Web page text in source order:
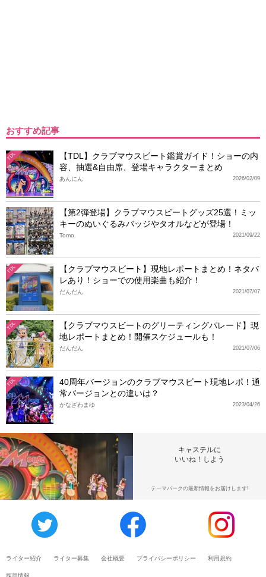
おすすめ記事
TDL
【TDL】クラブマウスビート鑑賞ガイド！ショーの内
容、抽選&自由席、登場キャラクターまとめ
2026/02/09
あんにん
【第2弾登場】クラブマウスビートグッズ25選！ミッ
キーのぬいぐるみバッジやタオルなどが登場！
2021/09/22
Tomo
TDL
【クラブマウスビート】現地レポートまとめ！ネタバ
レあり！ショーでの使用楽曲も紹介！
2021/07/07
だんだん
TDL
【クラブマウスビートのグリーティングパレード】現
地レポートまとめ！開催スケジュールも！
2021/07/06
だんだん
TDL
40周年バージョンのクラブマウスビート現地レポ！通
常バージョンとの違いは？
2023/04/26
かなざわまゆ
キャステルに
いいね！しよう
テーマパークの最新情報をお届けします!
ライター紹介 ライター募集 会社概要 プライバシーポリシー 利用規約
採用情報